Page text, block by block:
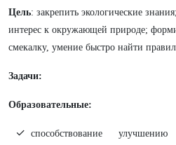
Цель: закрепить экологические
интерес к окружающей природе;
смекалку, умение быстро найти
Задачи:
Образовательные:
способствование